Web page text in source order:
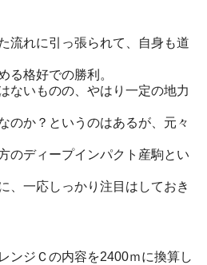
流れに引っ張られて、自身も道
格好での勝利。
ないものの、やはり一定の地力
のか？というのはあるが、元々
のディープインパクト産駒とい
、一応しっかり注目はしておき
ンジＣの内容を2400ｍに換算し